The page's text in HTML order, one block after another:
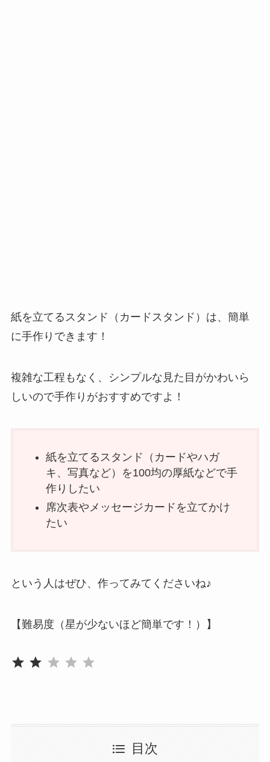
紙を立てるスタンド（カードスタンド）は、簡単
に手作りできます！
複雑な工程もなく、シンプルな見た目がかわいら
しいので手作りがおすすめですよ！
紙を立てるスタンド（カードやハガ
キ、写真など）を100均の厚紙などで手
作りしたい
席次表やメッセージカードを立てかけ
たい
という人はぜひ、作ってみてくださいね♪
【難易度（星が少ないほど簡単です！）】
⭐⭐
目次